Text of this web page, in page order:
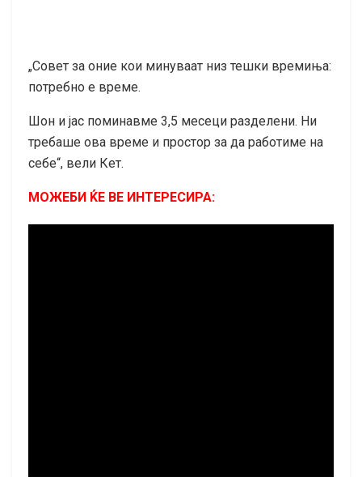
„Совет за оние кои минуваат низ тешки времиња:
потребно е време.
Шон и јас поминавме 3,5 месеци разделени. Ни
требаше ова време и простор за да работиме на
себе“, вели Кет.
МОЖЕБИ ЌЕ ВЕ ИНТЕРЕСИРА: